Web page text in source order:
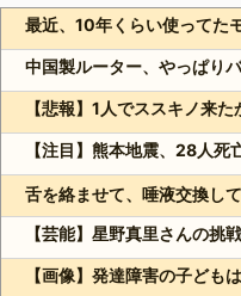
中国製ルーター、やっぱり
【悲報】1人でススキノ来
【注目】熊本地震、28人
【芸能】星野真里さんの挑